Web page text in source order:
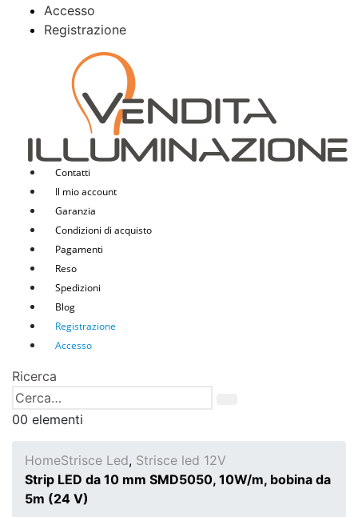
Accesso
Registrazione
Contatti
Il mio account
Garanzia
Condizioni di acquisto
Pagamenti
Reso
Spedizioni
Blog
Registrazione
Accesso
Ricerca
00 elementi
HomeStrisce Led, Strisce led 12V
Strip LED da 10 mm SMD5050, 10W/m, bobina da
5m (24 V)